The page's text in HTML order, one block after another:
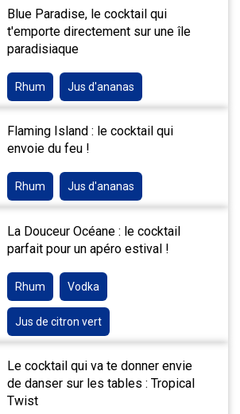
Blue Paradise, le cocktail qui
t'emporte directement sur une île
paradisiaque
Rhum Jus d'ananas
Flaming Island : le cocktail qui
envoie du feu !
Rhum Jus d'ananas
La Douceur Océane : le cocktail
parfait pour un apéro estival !
Rhum Vodka
Jus de citron vert
Le cocktail qui va te donner envie
de danser sur les tables : Tropical
Twist